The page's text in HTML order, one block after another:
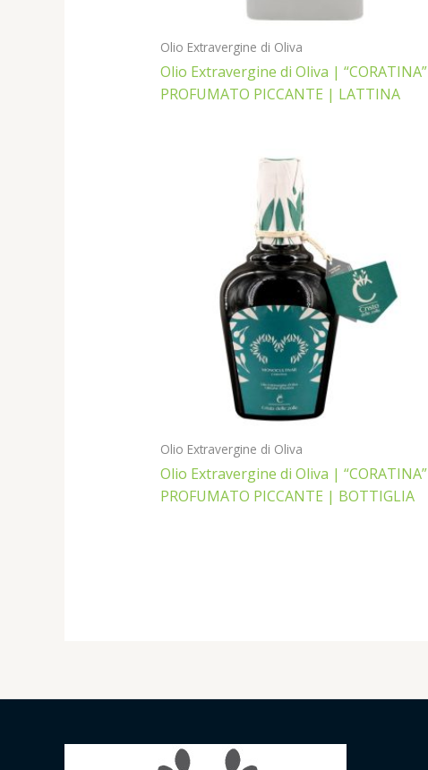
Olio Extravergine di Oliva
Olio Extravergine di Oliva | “CORATINA”
PROFUMATO PICCANTE | LATTINA
Olio Extravergine di Oliva
Olio Extravergine di Oliva | “CORATINA”
PROFUMATO PICCANTE | BOTTIGLIA